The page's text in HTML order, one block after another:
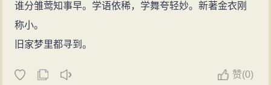
谁分雏莺知事早。学语依稀，学舞夸轻妙。新著金衣刚
称小。
旧家梦里都寻到。
赞(0)